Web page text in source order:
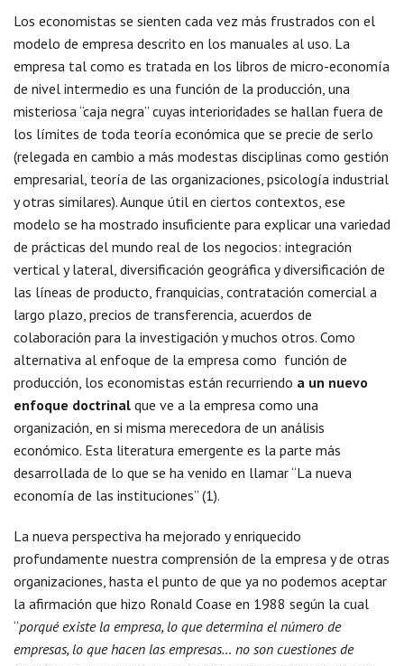
Los economistas se sienten cada vez más frustrados con el
modelo de empresa descrito en los manuales al uso. La
empresa tal como es tratada en los libros de micro-economía
de nivel intermedio es una función de la producción, una
misteriosa “caja negra” cuyas interioridades se hallan fuera de
los límites de toda teoría económica que se precie de serlo
(relegada en cambio a más modestas disciplinas como gestión
empresarial, teoría de las organizaciones, psicología industrial
y otras similares). Aunque útil en ciertos contextos, ese
modelo se ha mostrado insuficiente para explicar una variedad
de prácticas del mundo real de los negocios: integración
vertical y lateral, diversificación geográfica y diversificación de
las líneas de producto, franquicias, contratación comercial a
largo plazo, precios de transferencia, acuerdos de
colaboración para la investigación y muchos otros. Como
alternativa al enfoque de la empresa como función de
producción, los economistas están recurriendo a un nuevo
enfoque doctrinal que ve a la empresa como una
organización, en si misma merecedora de un análisis
económico. Esta literatura emergente es la parte más
desarrollada de lo que se ha venido en llamar “La nueva
economía de las instituciones” (1).
La nueva perspectiva ha mejorado y enriquecido
profundamente nuestra comprensión de la empresa y de otras
organizaciones, hasta el punto de que ya no podemos aceptar
la afirmación que hizo Ronald Coase en 1988 según la cual
“porqué existe la empresa, lo que determina el número de
empresas, lo que hacen las empresas… no son cuestiones de